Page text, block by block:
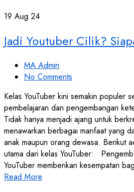
19 Aug 24
Jadi Youtuber Cilik?
MA Admin
No Comments
Kelas YouTuber kini semakin populer
pembelajaran dan pengembangan
Tidak hanya menjadi ajang untuk
menawarkan berbagai manfaat yang
anak maupun orang dewasa. Berikut
utama dari kelas YouTuber:
YouTuber memberikan kesempatan
Read More